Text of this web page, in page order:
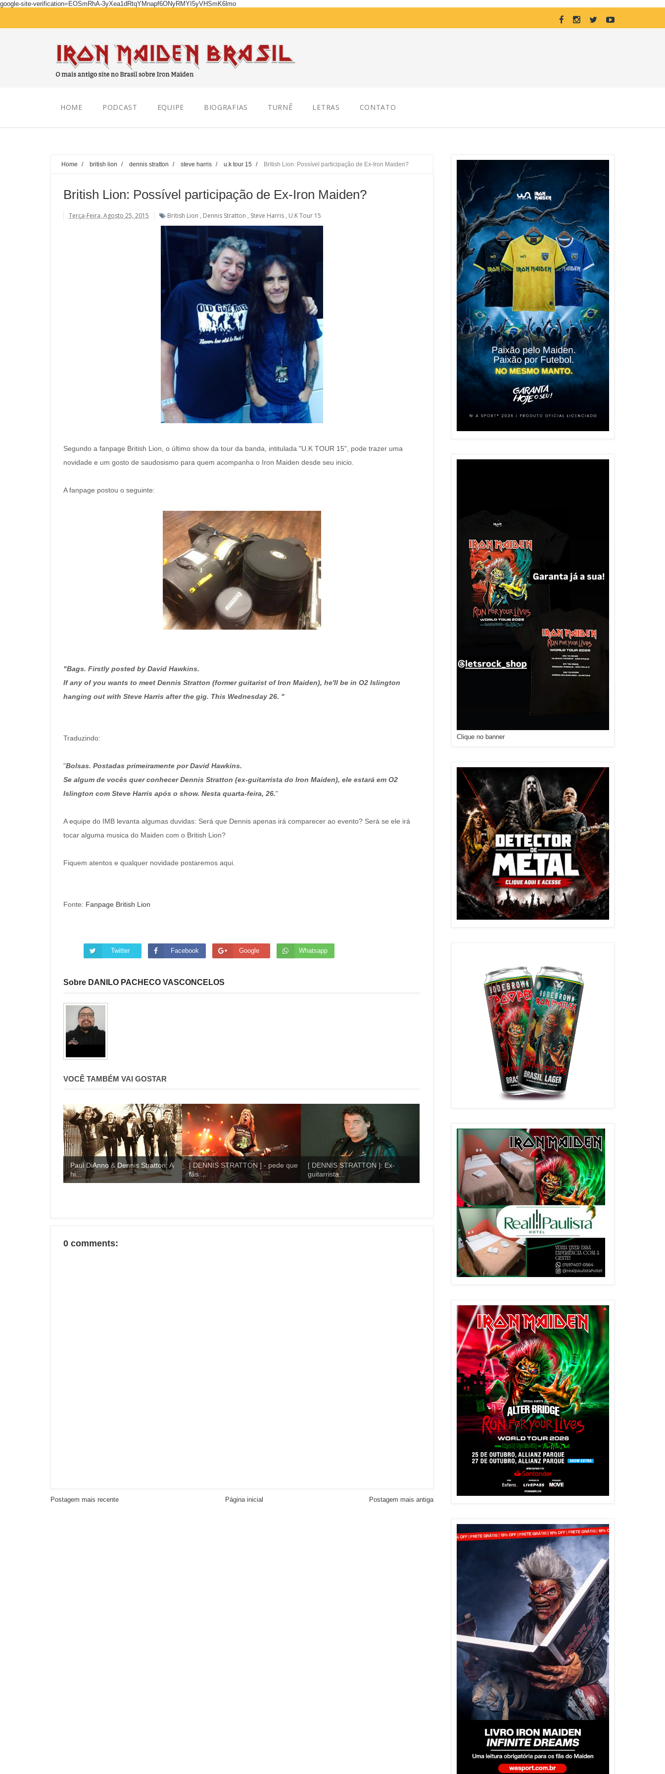
google-site-verification=EOSmRhA-3yXea1dRtqYMnapf6ONyRMYI5yVHSmK6lmo
HOME PODCAST EQUIPE BIOGRAFIAS TURNÊ LETRAS CONTATO
Home / british lion / dennis stratton / steve harris / u.k tour 15 / British Lion: Possível participação de Ex-Iron Maiden?
British Lion: Possível participação de Ex-Iron Maiden?
Terça-Feira, Agosto 25, 2015 British Lion , Dennis Stratton , Steve Harris , U.k Tour 15
Segundo a fanpage British Lion, o último show da tour da banda, intitulada "U.K TOUR 15", pode trazer uma
novidade e um gosto de saudosismo para quem acompanha o Iron Maiden desde seu inicio.
A fanpage postou o seguinte:
"Bags. Firstly posted by David Hawkins.
If any of you wants to meet Dennis Stratton (former guitarist of Iron Maiden), he'll be in O2 Islington
hanging out with Steve Harris after the gig. This Wednesday 26. "
Traduzindo:
"Bolsas. Postadas primeiramente por David Hawkins.
Se algum de vocês quer conhecer Dennis Stratton (ex-guitarrista do Iron Maiden), ele estará em O2
Islington com Steve Harris após o show. Nesta quarta-feira, 26."
A equipe do IMB levanta algumas duvidas: Será que Dennis apenas irá comparecer ao evento? Será se ele irá
tocar alguma musica do Maiden com o British Lion?
Fiquem atentos e qualquer novidade postaremos aqui.
Fonte: Fanpage British Lion
Twitter Facebook Google Whatsapp
Sobre DANILO PACHECO VASCONCELOS
VOCÊ TAMBÉM VAI GOSTAR
Paul DiAnno & Dennis Stratton: A
hi...
[ DENNIS STRATTON ] - pede que
fãs ...
[ DENNIS STRATTON ]: Ex-
guitarrista...
0 comments:
Postagem mais recente Postagem mais antiga
Página inicial
Clique no banner